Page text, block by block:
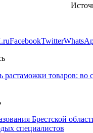
FacebookTwitter
растаможки товаров: во
Брестской
специалистов